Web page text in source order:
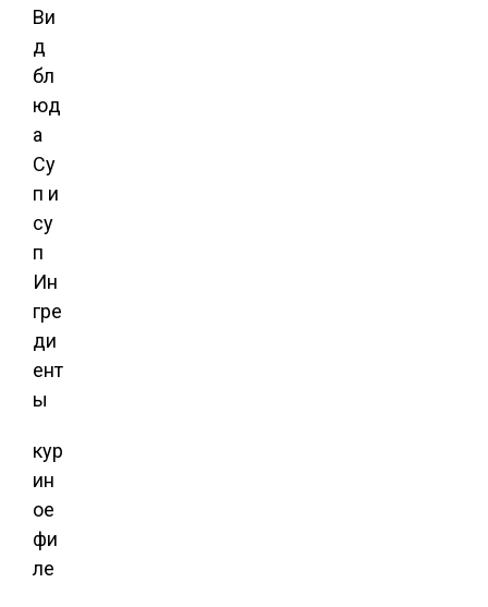
Ви
д
бл
юд
а
Су
п и
су
п
Ин
гре
ди
ент
ы
кур
ин
ое
фи
ле